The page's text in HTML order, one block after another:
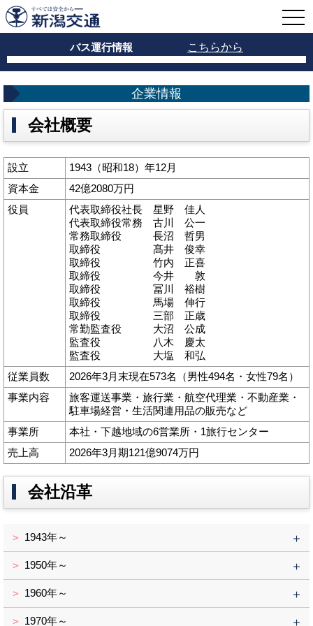
バス運行情報 こちらから
企業情報
会社概要
設立
1943（昭和18）年12月
資本金
42億2080万円
役員
代表取締役社長 星野 佳人
代表取締役常務 古川 公一
常務取締役 長沼 哲男
取締役 髙井 俊幸
取締役 竹内 正喜
取締役 今井 敦
取締役 冨川 裕樹
取締役 馬場 伸行
取締役 三部 正歳
常勤監査役 大沼 公成
監査役 八木 慶太
監査役 大塩 和弘
従業員数
2026年3月末現在573名（男性494名・女性79名）
事業内容
旅客運送事業・旅行業・航空代理業・不動産業・
駐車場経営・生活関連用品の販売など
事業所
本社・下越地域の6営業所・1旅行センター
売上高
2026年3月期121億9074万円
会社沿革
1943年～
1950年～
1960年～
1970年～